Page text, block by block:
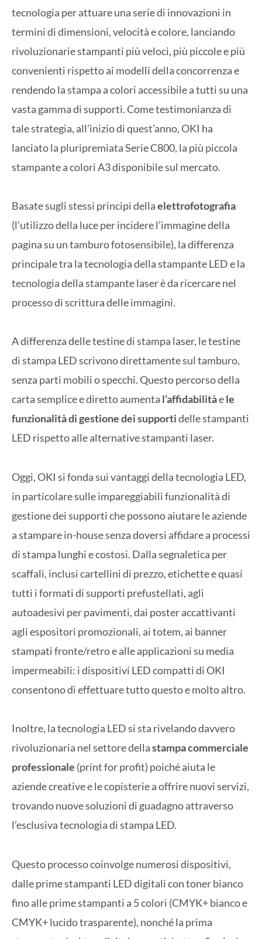
tecnologia per attuare una serie di innovazioni in
termini di dimensioni, velocità e colore, lanciando
rivoluzionarie stampanti più veloci, più piccole e più
convenienti rispetto ai modelli della concorrenza e
rendendo la stampa a colori accessibile a tutti su una
vasta gamma di supporti. Come testimonianza di
tale strategia, all’inizio di quest’anno, OKI ha
lanciato la pluripremiata Serie C800, la più piccola
stampante a colori A3 disponibile sul mercato.
Basate sugli stessi principi dellaelettrofotografia
(l’utilizzo della luce per incidere l’immagine della
pagina su un tamburo fotosensibile), la differenza
principale tra la tecnologia della stampante LED e la
tecnologia della stampante laser è da ricercare nel
processo di scrittura delle immagini.
A differenza delle testine di stampa laser, le testine
di stampa LED scrivono direttamente sul tamburo,
senza parti mobili o specchi. Questo percorso della
carta semplice e diretto aumenta l’affidabilitàele
funzionalità di gestione dei supportidelle stampanti
LED rispetto alle alternative stampanti laser.
Oggi, OKI si fonda sui vantaggi della tecnologia LED,
in particolare sulle impareggiabili funzionalità di
gestione dei supporti che possono aiutare le aziende
a stampare in-house senza doversi affidare a processi
di stampa lunghi e costosi. Dalla segnaletica per
scaffali, inclusi cartellini di prezzo, etichette e quasi
tutti i formati di supporti prefustellati, agli
autoadesivi per pavimenti, dai poster accattivanti
agli espositori promozionali, ai totem, ai banner
stampati fronte/retro e alle applicazioni su media
impermeabili: i dispositivi LED compatti di OKI
consentono di effettuare tutto questo e molto altro.
Inoltre, la tecnologia LED si sta rivelando davvero
rivoluzionaria nel settore dellastampa commerciale
professionale (print for profit) poiché aiuta le
aziende creative e le copisterie a offrire nuovi servizi,
trovando nuove soluzioni di guadagno attraverso
l’esclusiva tecnologia di stampa LED.
Questo processo coinvolge numerosi dispositivi,
dalle prime stampanti LED digitali con toner bianco
fino alle prime stampanti a 5 colori (CMYK+ bianco e
CMYK+ lucido trasparente), nonché la prima